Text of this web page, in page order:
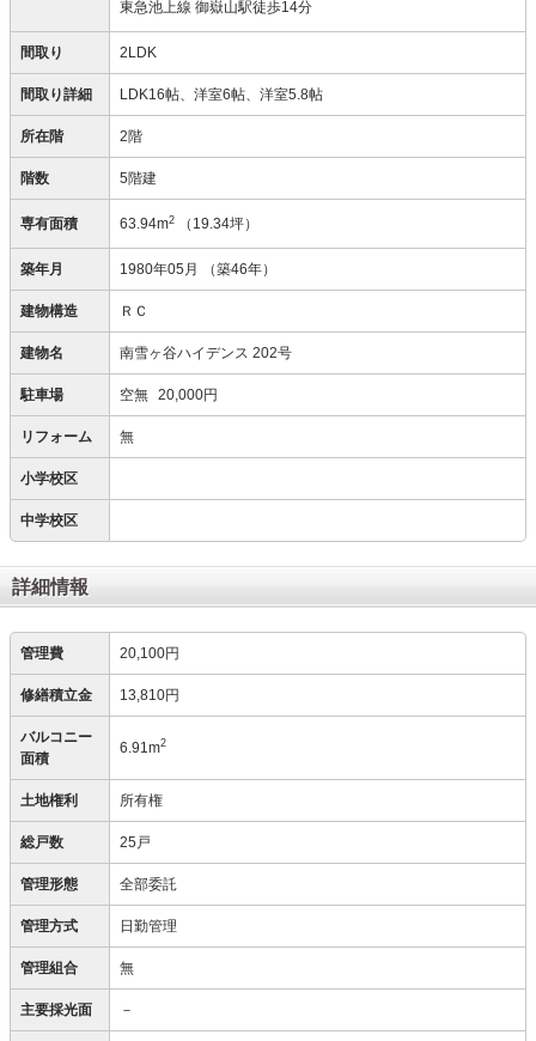
東急池上線 御嶽山駅徒歩14分
間取り 2LDK
間取り詳細 LDK16帖、洋室6帖、洋室5.8帖
所在階 2階
階数 5階建
専有面積 63.94m2 （19.34坪）
築年月 1980年05月 （築46年）
建物構造 ＲＣ
建物名 南雪ヶ谷ハイデンス 202号
駐車場 空無 20,000円
リフォーム 無
小学校区
中学校区
詳細情報
管理費 20,100円
修繕積立金 13,810円
バルコニー
面積
6.91m2
土地権利 所有権
総戸数 25戸
管理形態 全部委託
管理方式 日勤管理
管理組合 無
主要採光面 －